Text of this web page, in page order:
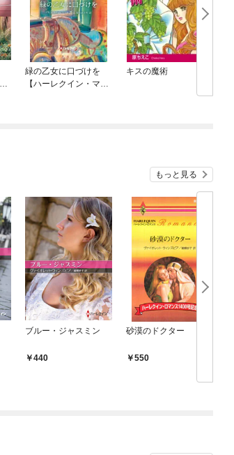
緑の乙女に口づけを
【ハーレクイン・マス
キスの魔術
もっと見る
ブルー・ジャスミン
440
砂漠のドクター
550